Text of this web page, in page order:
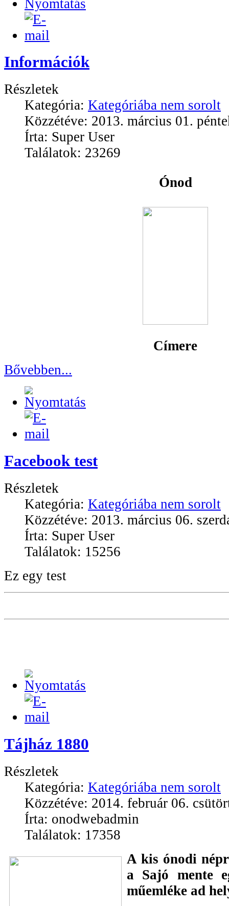
Információk
Részletek
Kategória: Kategóriába nem sorolt
Közzétéve: 2013. március 01.
Írta: Super User
Találatok: 23269
Ónod
Címere
Bővebben...
Facebook test
Részletek
Kategória: Kategóriába nem sorolt
Közzétéve: 2013. március 06.
Írta: Super User
Találatok: 15256
Ez egy test
Tájház 1880
Részletek
Kategória: Kategóriába nem sorolt
Közzétéve: 2014. február 06.
Írta: onodwebadmin
Találatok: 17358
A kis ónodi
a Sajó mente
műemléke ad